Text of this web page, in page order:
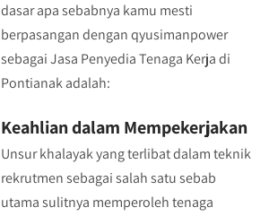
dasar apa sebabnya kamu mesti
berpasangan dengan qyusimanpower
sebagai Jasa Penyedia Tenaga Kerja di
Pontianak adalah:
Keahlian dalam Mempekerjakan
Unsur khalayak yang terlibat dalam teknik
rekrutmen sebagai salah satu sebab
utama sulitnya memperoleh tenaga